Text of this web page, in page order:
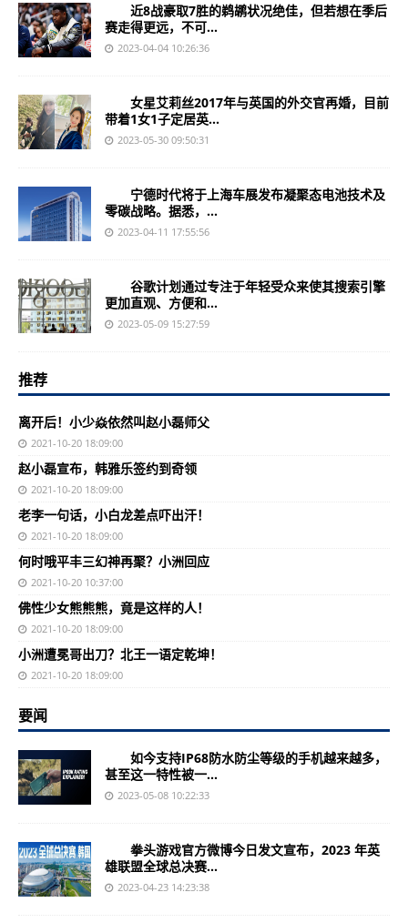
近8战豪取7胜的鹈鹕状况绝佳，但若想在季后
赛走得更远，不可...
2023-04-04 10:26:36
女星艾莉丝2017年与英国的外交官再婚，目前
带着1女1子定居英...
2023-05-30 09:50:31
宁德时代将于上海车展发布凝聚态电池技术及
零碳战略。据悉，...
2023-04-11 17:55:56
谷歌计划通过专注于年轻受众来使其搜索引擎
更加直观、方便和...
2023-05-09 15:27:59
推荐
离开后！小少焱依然叫赵小磊师父
2021-10-20 18:09:00
赵小磊宣布，韩雅乐签约到奇领
2021-10-20 18:09:00
老李一句话，小白龙差点吓出汗！
2021-10-20 18:09:00
何时哦平丰三幻神再聚？小洲回应
2021-10-20 10:37:00
佛性少女熊熊熊，竟是这样的人！
2021-10-20 18:09:00
小洲遭冕哥出刀？北王一语定乾坤！
2021-10-20 18:09:00
要闻
如今支持IP68防水防尘等级的手机越来越多，
甚至这一特性被一...
2023-05-08 10:22:33
拳头游戏官方微博今日发文宣布，2023 年英
雄联盟全球总决赛...
2023-04-23 14:23:38